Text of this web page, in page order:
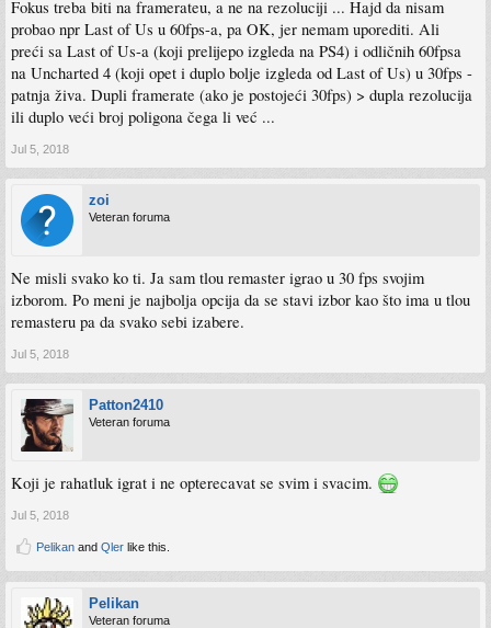
Fokus treba biti na framerateu, a ne na rezoluciji ... Hajd da nisam
probao npr Last of Us u 60fps-a, pa OK, jer nemam uporediti. Ali
preći sa Last of Us-a (koji prelijepo izgleda na PS4) i odličnih 60fpsa
na Uncharted 4 (koji opet i duplo bolje izgleda od Last of Us) u 30fps -
patnja živa. Dupli framerate (ako je postojeći 30fps) > dupla rezolucija
ili duplo veći broj poligona čega li već ...
Jul 5, 2018
zoi
Veteran foruma
Ne misli svako ko ti. Ja sam tlou remaster igrao u 30 fps svojim
izborom. Po meni je najbolja opcija da se stavi izbor kao što ima u tlou
remasteru pa da svako sebi izabere.
Jul 5, 2018
Patton2410
Veteran foruma
Koji je rahatluk igrat i ne opterecavat se svim i svacim.
Jul 5, 2018
Pelikan and Qler like this.
Pelikan
Veteran foruma